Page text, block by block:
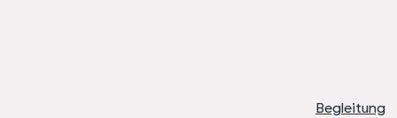
Begleitung